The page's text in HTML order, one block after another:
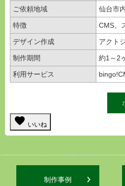
ご依頼地域 仙台市
特徴 CMS、
デザイン作成 アクト
制作期間 約1～2
利用サービス
favorite いいね
制作事例